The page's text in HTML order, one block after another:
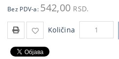
Bez PDV-a: 542,00 RSD.
Količina